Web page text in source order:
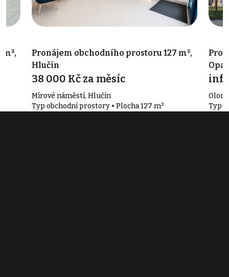
Pronájem obchodního prostoru 127 m²,
Hlučín
38 000 Kč za měsíc
Mírové náměstí, Hlučín
Typ obchodní prostory • Plocha 127 m²
Typ